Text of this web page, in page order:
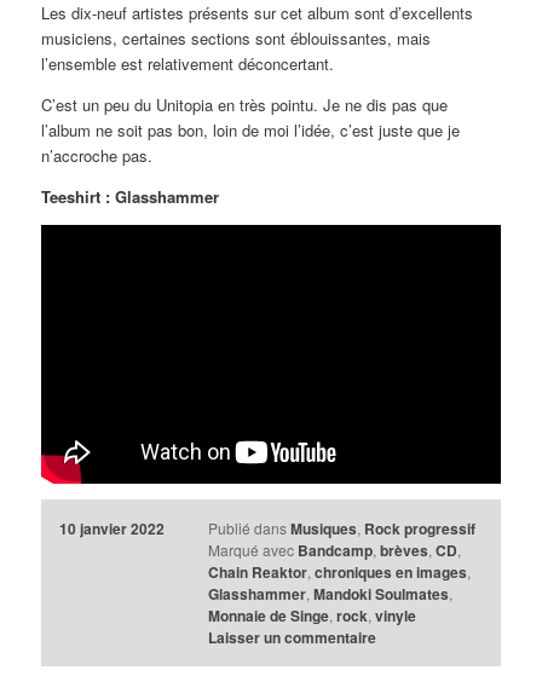
Les dix-neuf artistes présents sur cet album sont d’excellents
musiciens, certaines sections sont éblouissantes, mais
l’ensemble est relativement déconcertant.
C’est un peu du Unitopia en très pointu. Je ne dis pas que
l’album ne soit pas bon, loin de moi l’idée, c’est juste que je
n’accroche pas.
Teeshirt : Glasshammer
10 janvier 2022 Publié dans Musiques, Rock progressif
Marqué avec Bandcamp, brèves, CD,
Chain Reaktor, chroniques en images,
Glasshammer, Mandoki Soulmates,
Monnaie de Singe, rock, vinyle
Laisser un commentaire